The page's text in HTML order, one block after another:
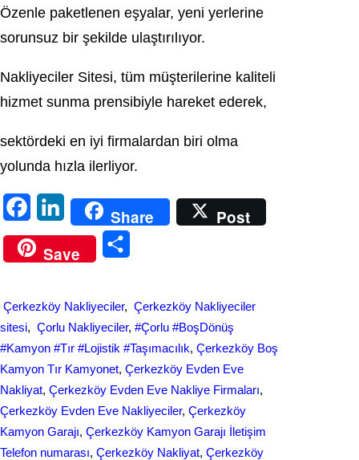
Özenle paketlenen eşyalar, yeni yerlerine
sorunsuz bir şekilde ulaştırılıyor.
Nakliyeciler Sitesi, tüm müşterilerine kaliteli
hizmet sunma prensibiyle hareket ederek,
sektördeki en iyi firmalardan biri olma
yolunda hızla ilerliyor.
a
c
o
o
k
i
n
d
I
n
Share
Post
Save
e
Çerkezköy Nakliyeciler, Çerkezköy Nakliyeciler
sitesi, Çorlu Nakliyeciler, #Çorlu #BoşDönüş
#Kamyon #Tır #Lojistik #Taşımacılık, Çerkezköy Boş
Kamyon Tır Kamyonet, Çerkezköy Evden Eve
Nakliyat, Çerkezköy Evden Eve Nakliye Firmaları
Çerkezköy Evden Eve Nakliyeciler, Çerkezköy
Kamyon Garajı, Çerkezköy Kamyon Garajı İletişim
Telefon numarası, Çerkezköy Nakliyat, Çerkezköy